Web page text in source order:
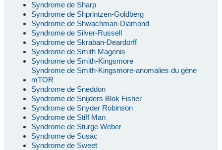
Syndrome de Sharp
Syndrome de Shprintzen-Goldberg
Syndrome de Shwachman-Diamond
Syndrome de Silver-Russell
Syndrome de Skraban-Deardorff
Syndrome de Smith Magenis
Syndrome de Smith-Kingsmore
Syndrome de Smith-Kingsmore-anomalies du gène
mTOR
Syndrome de Sneddon
Syndrome de Snijders Blok Fisher
Syndrome de Snyder Robinson
Syndrome de Stiff Man
Syndrome de Sturge Weber
Syndrome de Susac
Syndrome de Sweet